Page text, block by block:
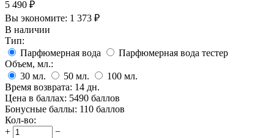
5 490 ₽
Вы экономите: 1 373 ₽
В наличии
Тип:
Парфюмерная вода
Парфюмерная вода тестер
Объем, мл.:
30 мл. 50 мл. 100 мл.
Время возврата: 14 дн.
Цена в баллах: 5490 баллов
Бонусные баллы: 110 баллов
Кол-во:
+
−